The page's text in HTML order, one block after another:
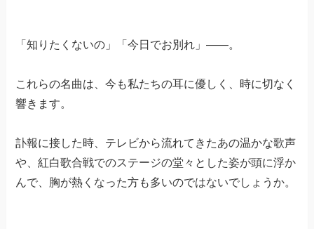
「知りたくないの」「今日でお別れ」——。
これらの名曲は、今も私たちの耳に優しく、時に切なく
響きます。
訃報に接した時、テレビから流れてきたあの温かな歌声
や、紅白歌合戦でのステージの堂々とした姿が頭に浮か
んで、胸が熱くなった方も多いのではないでしょうか。